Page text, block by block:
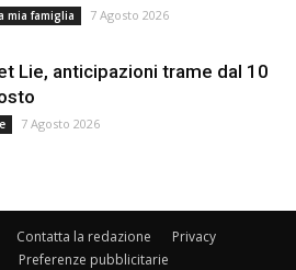
mia famiglia 7 Agosto 2026
Lie, anticipazioni trame dal 10
7 Agosto 2026
Contatta la redazione
Privacy
Preferenze pubblicitarie